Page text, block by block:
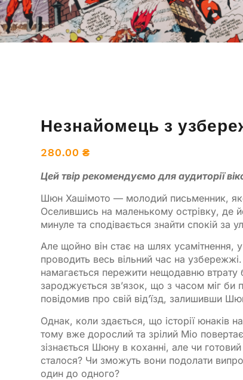
Незнайомець з
280.00₴
Цей твір рекомендуємо для аудиторії
Шюн Хашімото — молодий письменник,
Оселившись на маленькому острівку, де
минуле та сподівається знайти спокій
Але щойно він стає на шлях усамітнення,
проводить весь вільний час на
намагається пережити нещодавню
зароджується зв’язок, що з часом міг
повідомив про свій від’їзд, залишивши
Однак, коли здається, що історії юнаків
тому вже дорослий та зрілий Міо
зізнається Шюну в коханні, але чи
сталося? Чи зможуть вони подолати
один до одного?​